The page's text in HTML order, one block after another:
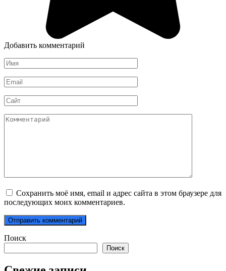
Добавить комментарий
Имя
*
Email
*
Сайт
Комментарий
Сохранить моё имя, email и адрес сайта в этом браузере для
последующих моих комментариев.
Поиск
Поиск